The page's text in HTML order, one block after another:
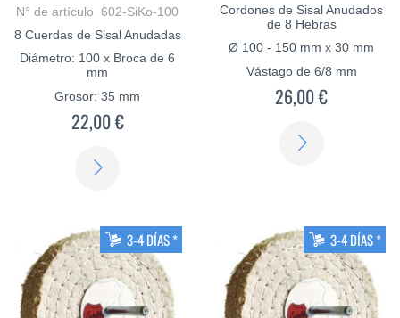
N° de artículo 602-SiKo-100
8 Cuerdas de Sisal Anudadas
Diámetro: 100 x Broca de 6
mm
Grosor: 35 mm
22,00 €
Cordones de Sisal Anudados
de 8 Hebras
Ø 100 - 150 mm x 30 mm
Vástago de 6/8 mm
26,00 €
3-4 DÍAS * 3-4 DÍAS *